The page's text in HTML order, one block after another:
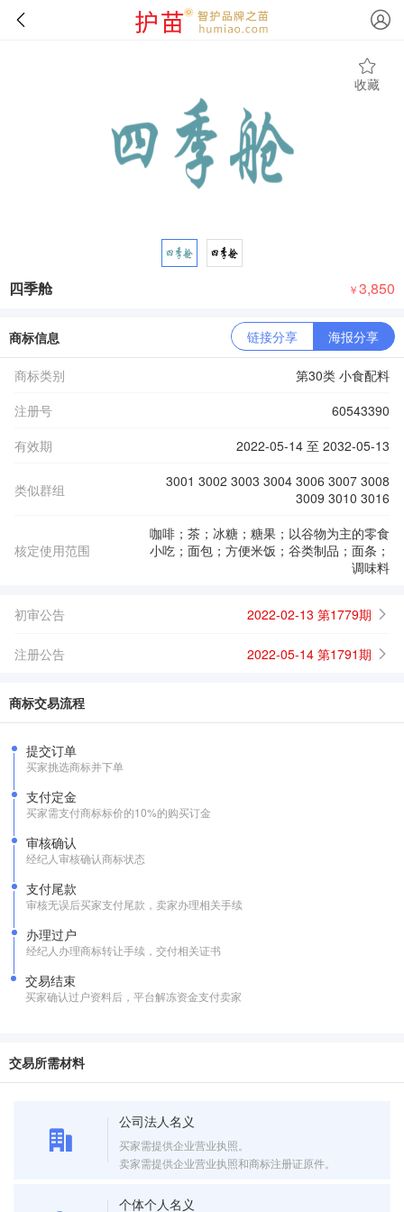
收藏
四季舱 ￥3,850
商标信息 链接分享 海报分享
商标类别
第30类 小食配料
注册号
60543390
有效期
2022-05-14 至 2032-05-13
类似群组
3001 3002 3003 3004 3006 3007 3008
3009 3010 3016
核定使用范围
咖啡；茶；冰糖；糖果；以谷物为主的零食
小吃；面包；方便米饭；谷类制品；面条；
调味料
初审公告 2022-02-13 第1779期
注册公告 2022-05-14 第1791期
商标交易流程
提交订单
买家挑选商标并下单
支付定金
买家需支付商标标价的10%的购买订金
审核确认
经纪人审核确认商标状态
支付尾款
审核无误后买家支付尾款，卖家办理相关手续
办理过户
经纪人办理商标转让手续，交付相关证书
交易结束
买家确认过户资料后，平台解冻资金支付卖家
交易所需材料
公司法人名义
买家需提供企业营业执照。
卖家需提供企业营业执照和商标注册证原件。
个体个人名义